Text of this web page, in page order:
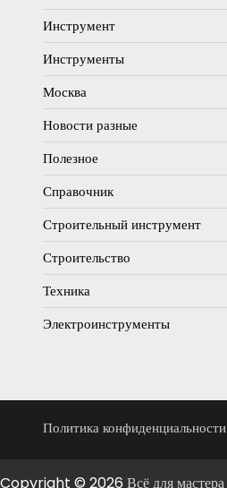
Инструмент
Инструменты
Москва
Новости разные
Полезное
Справочник
Строительный инструмент
Строительство
Техника
Электроинструменты
Политика конфиденциальности
Copyright © 2026 Всё для мастера